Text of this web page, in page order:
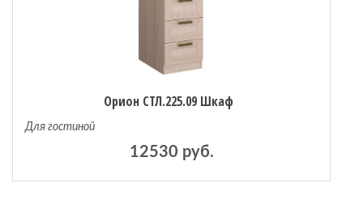
Орион СТЛ.225.09 Шкаф
Для гостиной
12530 руб.